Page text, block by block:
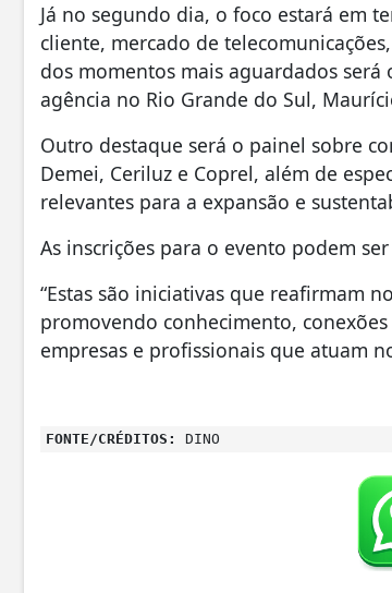
Já no segundo dia, o foco estará em
cliente, mercado de
dos momentos mais aguardados
agência no Rio Grande do Sul,
Outro destaque será o painel sobre
Demei, Ceriluz e Coprel, além de
relevantes para a expansão e
As inscrições para o evento podem
“Estas são iniciativas que reafirmam
promovendo conhecimento,
empresas e profissionais que atuam
FONTE/CRÉDITOS: DINO